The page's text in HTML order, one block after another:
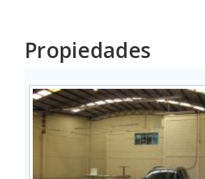
Propiedades